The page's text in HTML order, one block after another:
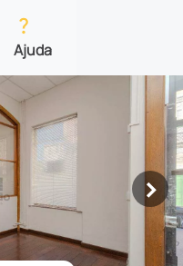
Ajuda
>